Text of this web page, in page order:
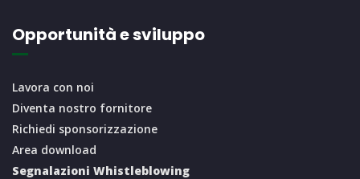
Opportunità e sviluppo
Lavora con noi
Diventa nostro fornitore
Richiedi sponsorizzazione
Area download
Segnalazioni Whistleblowing